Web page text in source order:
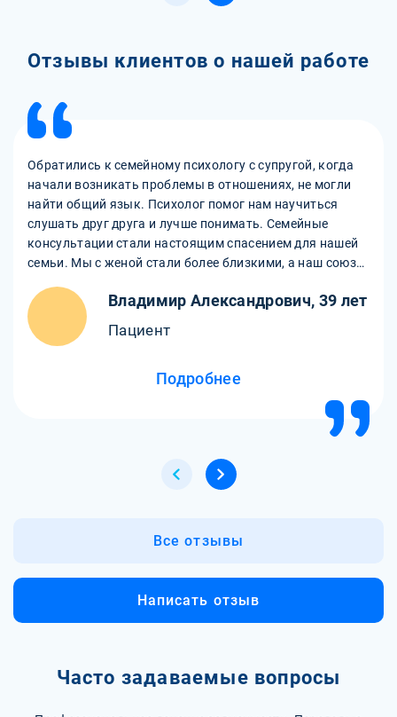
Отзывы клиентов о нашей работе
Обратились к семейному психологу с супругой, когда
начали возникать проблемы в отношениях, не могли
найти общий язык. Психолог помог нам научиться
слушать друг друга и лучше понимать. Семейные
консультации стали настоящим спасением для нашей
семьи. Мы с женой стали более близкими, а наш союз
Владимир Александрович, 39 лет
Пациент
Подробнее
Все отзывы
Написать отзыв
Часто задаваемые вопросы